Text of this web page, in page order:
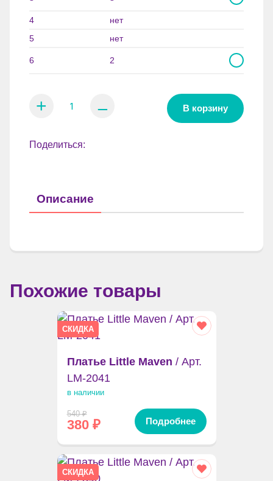
4
нет
5
нет
6 2
+ ⚊ В корзину
Поделиться:
Описание
Похожие товары
СКИДКА
Платье Little Maven / Арт.
LM-2041
в наличии
540₽
380₽ Подробнее
СКИДКА